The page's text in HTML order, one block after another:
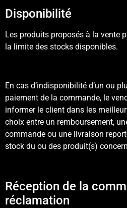
Disponibilité
Les produits proposés à la vente
la limite des stocks disponibles.
En cas d’indisponibilité d’un ou
paiement de la commande, le
informer le client dans les
choix entre un remboursement,
commande ou une livraison
stock du ou des produit(s)
Réception de la
réclamation